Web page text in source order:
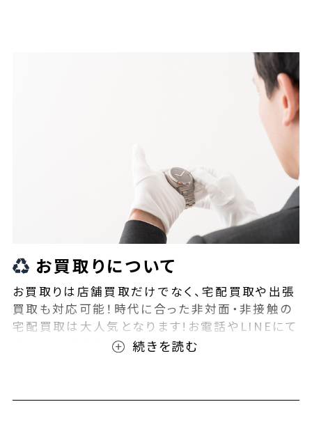
お買取りについて
お買取りは店舗買取だけでなく、宅配買取や出張
買取も対応可能！時代に合った非対面・非接触の
宅配買取は大人気となります!お電話やLINEにて
事前査定が可能となっております！また無料の宅